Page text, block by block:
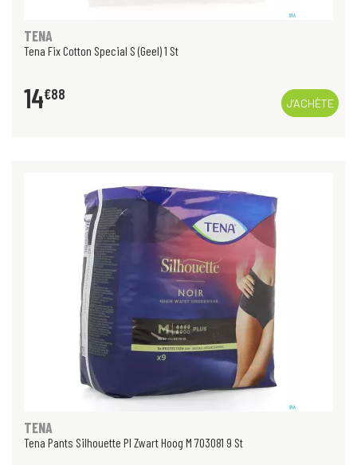
TENA
Tena Fix Cotton Special S (Geel) 1 St
14€88
J’ACHÈTE
TENA
Tena Pants Silhouette Pl Zwart Hoog M 703081 9 St